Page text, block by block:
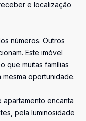
e localização
números. Outros
Este imóvel
que muitas famílias
mesma oportunidade.
apartamento encanta
pela luminosidade